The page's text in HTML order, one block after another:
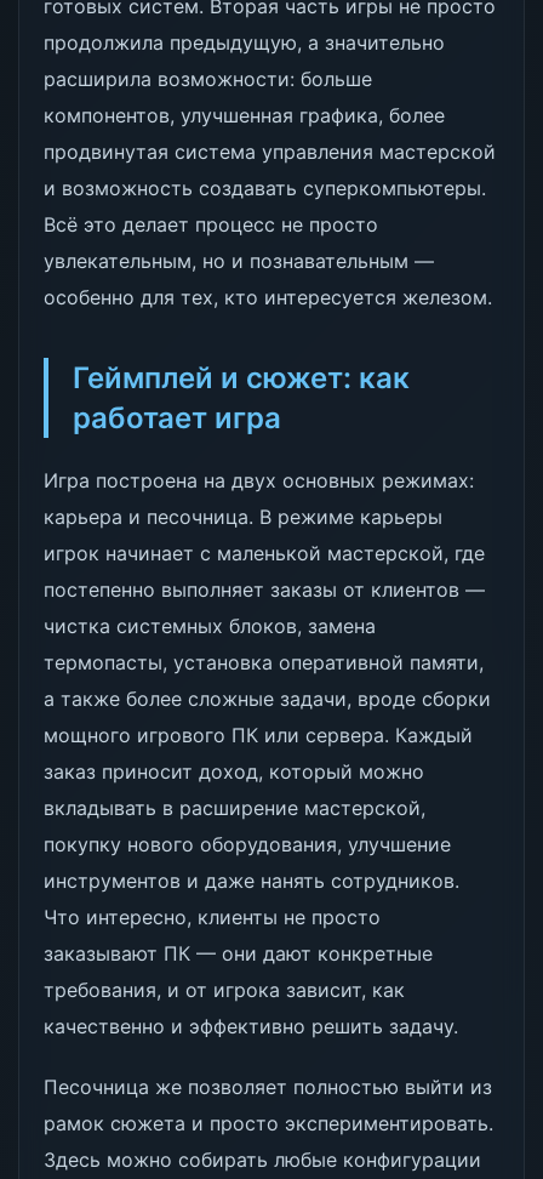
готовых систем. Вторая часть игры не просто
продолжила предыдущую, а значительно
расширила возможности: больше
компонентов, улучшенная графика, более
продвинутая система управления мастерской
и возможность создавать суперкомпьютеры.
Всё это делает процесс не просто
увлекательным, но и познавательным —
особенно для тех, кто интересуется железом.
Геймплей и сюжет: как
работает игра
Игра построена на двух основных режимах:
карьера и песочница. В режиме карьеры
игрок начинает с маленькой мастерской, где
постепенно выполняет заказы от клиентов —
чистка системных блоков, замена
термопасты, установка оперативной памяти,
а также более сложные задачи, вроде сборки
мощного игрового ПК или сервера. Каждый
заказ приносит доход, который можно
вкладывать в расширение мастерской,
покупку нового оборудования, улучшение
инструментов и даже нанять сотрудников.
Что интересно, клиенты не просто
заказывают ПК — они дают конкретные
требования, и от игрока зависит, как
качественно и эффективно решить задачу.
Песочница же позволяет полностью выйти из
рамок сюжета и просто экспериментировать.
Здесь можно собирать любые конфигурации